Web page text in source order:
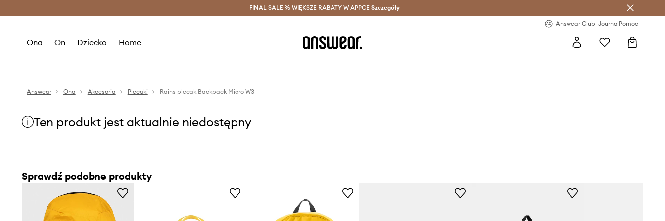
Oszczędzaj z Answear Club > Dostawa nawet w 24h >
FINAL SALE % WIĘKSZE RABATY W APPCE Szczegóły
Answear Club JournalPomoc
Ona On Dziecko Home
Answear Ona Akcesoria Plecaki Rains plecak Backpack Micro W3
Ten produkt jest aktualnie niedostępny
Sprawdź podobne produkty